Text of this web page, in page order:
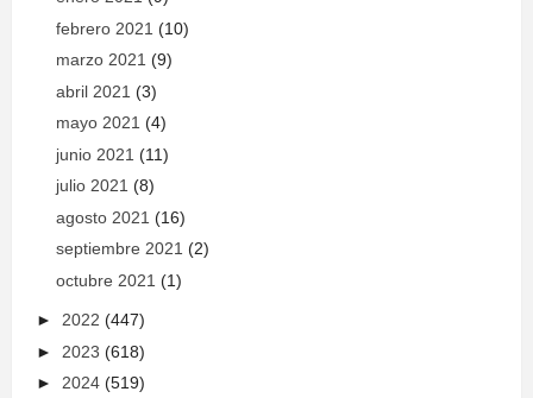
febrero 2021 (10)
marzo 2021 (9)
abril 2021 (3)
mayo 2021 (4)
junio 2021 (11)
julio 2021 (8)
agosto 2021 (16)
septiembre 2021 (2)
octubre 2021 (1)
► 2022 (447)
► 2023 (618)
► 2024 (519)